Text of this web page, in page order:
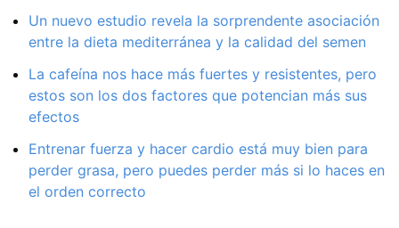
Un nuevo estudio revela la sorprendente asociación
entre la dieta mediterránea y la calidad del semen
La cafeína nos hace más fuertes y resistentes, pero
estos son los dos factores que potencian más sus
efectos
Entrenar fuerza y hacer cardio está muy bien para
perder grasa, pero puedes perder más si lo haces en
el orden correcto